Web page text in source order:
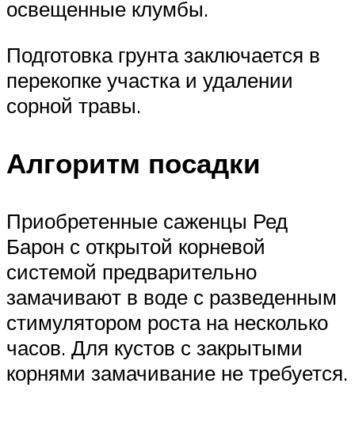
освещенные клумбы.
Подготовка грунта заключается в
перекопке участка и удалении
сорной травы.
Алгоритм посадки
Приобретенные саженцы Ред
Барон с открытой корневой
системой предварительно
замачивают в воде с разведенным
стимулятором роста на несколько
часов. Для кустов с закрытыми
корнями замачивание не требуется.